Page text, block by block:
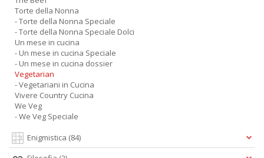
Torte della Nonna
- Torte della Nonna Speciale
- Torte della Nonna Speciale Dolci
Un mese in cucina
- Un mese in cucina Speciale
- Un mese in cucina dossier
Vegetarian
- Vegetariani in Cucina
Vivere Country Cucina
We Veg
- We Veg Speciale
Enigmistica (84)